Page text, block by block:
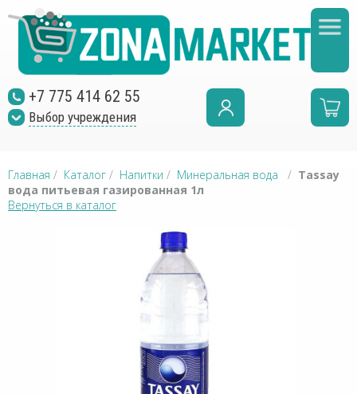
+7 775 414 62 55
Выбор учреждения
Главная / Каталог / Напитки / Минеральная вода / Tassay
вода питьевая газированная 1л
Вернуться в каталог